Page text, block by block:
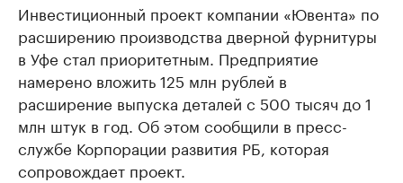
Инвестиционный проект компании «Ювента» по
расширению производства дверной фурнитуры
в Уфе стал приоритетным. Предприятие
намерено вложить 125 млн рублей в
расширение выпуска деталей с 500 тысяч до 1
млн штук в год. Об этом сообщили в пресс-
службе Корпорации развития РБ, которая
сопровождает проект.